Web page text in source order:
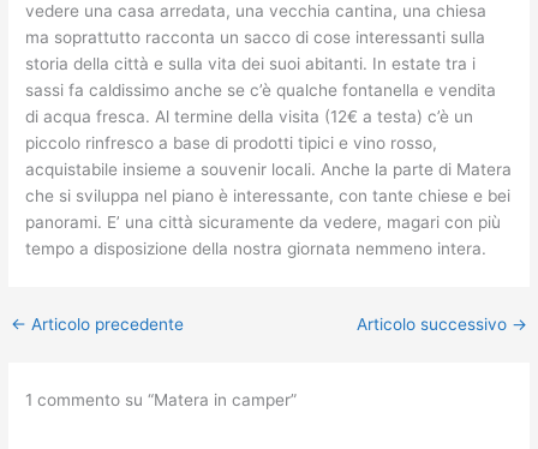
vedere una casa arredata, una vecchia cantina, una chiesa
ma soprattutto racconta un sacco di cose interessanti sulla
storia della città e sulla vita dei suoi abitanti. In estate tra i
sassi fa caldissimo anche se c’è qualche fontanella e vendita
di acqua fresca. Al termine della visita (12€ a testa) c’è un
piccolo rinfresco a base di prodotti tipici e vino rosso,
acquistabile insieme a souvenir locali. Anche la parte di Matera
che si sviluppa nel piano è interessante, con tante chiese e bei
panorami. E’ una città sicuramente da vedere, magari con più
tempo a disposizione della nostra giornata nemmeno intera.
← Articolo precedente Articolo successivo →
1 commento su “Matera in camper”